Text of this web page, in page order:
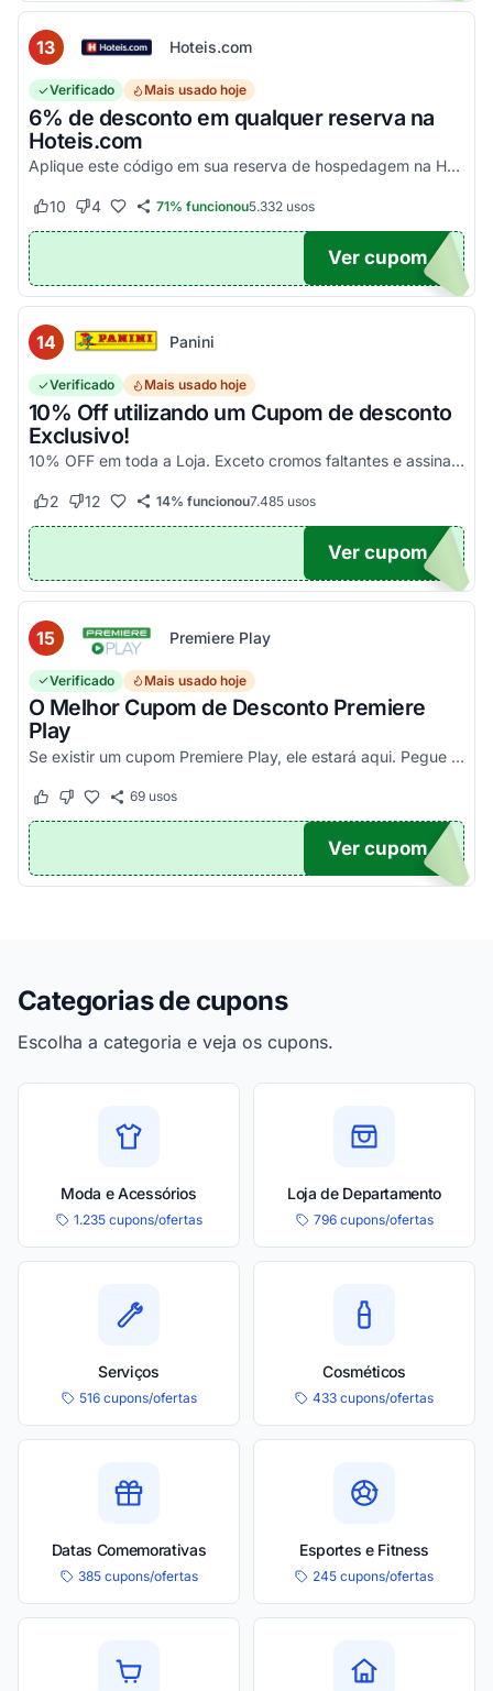
13 Hoteis.com
Verificado Mais usado hoje
6% de desconto em qualquer reserva na
Hoteis.com
Aplique este código em sua reserva de hospedagem na Hoteis.com para obter 6% de desconto em estabelecimentos participantes da promoção.
Este cupom funcionou
10 Este cupom não funcionou
4 71% funcionou5.332usos
POM6
Ver cupom
14 Panini
Verificado Mais usado hoje
10% Off utilizando um Cupom de desconto
Exclusivo!
10% OFF em toda a Loja. Exceto cromos faltantes e assinaturas. Aproveite essa exclusividade!
Este cupom funcionou
2 Este cupom não funcionou
12 14% funcionou7.485usos
UPOM
Ver cupom
15 Premiere Play
Verificado Mais usado hoje
O Melhor Cupom de Desconto Premiere
Play
Se existir um cupom Premiere Play, ele estará aqui. Pegue seu código promocional e confira agora!
Este cupom funcionou
Este cupom não funcionou
69usos
TICO
Ver cupom
Categorias de cupons
Escolha a categoria e veja os cupons.
Moda e Acessórios
1.235 cupons/ofertas
Loja de Departamento
796 cupons/ofertas
Serviços
516 cupons/ofertas
Cosméticos
433 cupons/ofertas
Datas Comemorativas
385 cupons/ofertas
Esportes e Fitness
245 cupons/ofertas